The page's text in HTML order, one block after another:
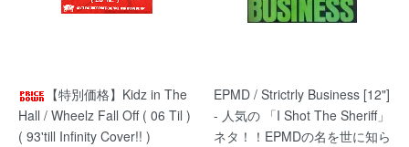
【特別価格】Kidz in The
Hall / Wheelz Fall Off ( 06 Til )
( 93'till Infinity Cover!! )
EPMD / Strictrly Business [12"]
- 人気の 「I Shot The Sheriff」
ネタ！！EPMDの名を世に知ら